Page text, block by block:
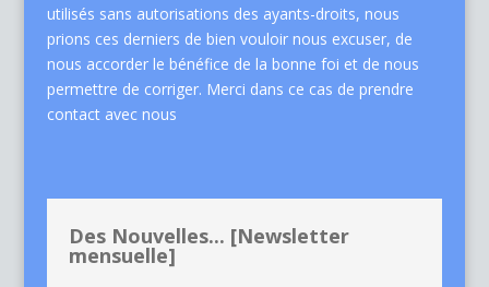
utilisés sans autorisations des ayants-droits, nous
prions ces derniers de bien vouloir nous excuser, de
nous accorder le bénéfice de la bonne foi et de nous
permettre de corriger. Merci dans ce cas de prendre
contact avec nous
Des Nouvelles... [Newsletter
mensuelle]